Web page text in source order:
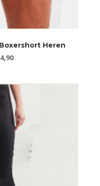
Heren
Huidige
€34,90.